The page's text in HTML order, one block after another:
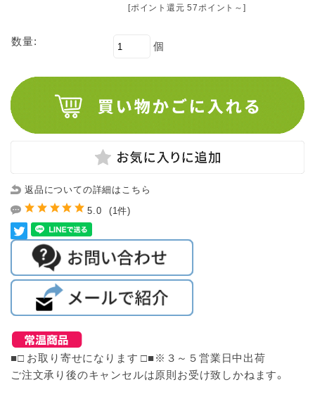
[ポイント還元 57ポイント～]
数量: 個
返品についての詳細はこちら
5.0 (1件)
■□ お取り寄せになります □■※３～５営業日中出荷
ご注文承り後のキャンセルは原則お受け致しかねます。